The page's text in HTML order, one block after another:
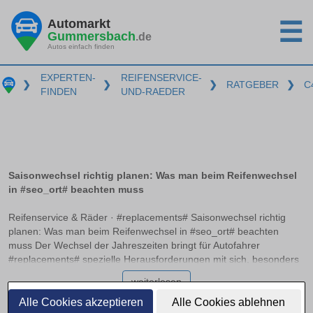
Alle Cookies akzeptieren Alle Cookies ablehnen
Automarkt
Gummersbach.de
Autos einfach finden ☰
❯
EXPERTEN-
FINDEN
❯
REIFENSERVICE-
UND-RAEDER
❯ RATGEBER ❯
Saisonwechsel richtig planen: Was man beim Reifenwechsel
in #seo_ort# beachten muss
Reifenservice & Räder · #replacements# Saisonwechsel richtig
planen: Was man beim Reifenwechsel in #seo_ort# beachten
muss Der Wechsel der Jahreszeiten bringt für Autofahrer
#replacements# spezielle Herausforderungen mit sich, besonders
wenn es um den Reifenwechsel geht. Die O-bis-O-Regel – von
Oktober bis Ostern – ist zwar ein nützlicher Anhaltspunkt, reicht
aber oft nicht aus, um wirklich sicher unterwegs zu sein. Zudem
weiterlesen